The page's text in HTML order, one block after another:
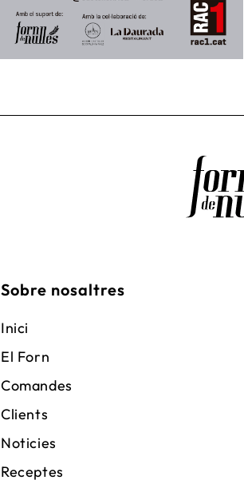
Sobre nosaltres
Inici
El Forn
Comandes
Clients
Noticies
Receptes